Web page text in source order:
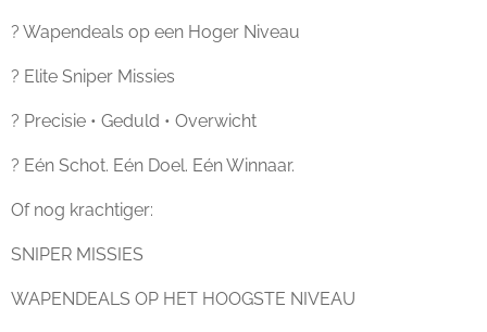
? Wapendeals op een Hoger Niveau
? Elite Sniper Missies
? Precisie • Geduld • Overwicht
? Eén Schot. Eén Doel. Eén Winnaar.
Of nog krachtiger:
SNIPER MISSIES
WAPENDEALS OP HET HOOGSTE NIVEAU